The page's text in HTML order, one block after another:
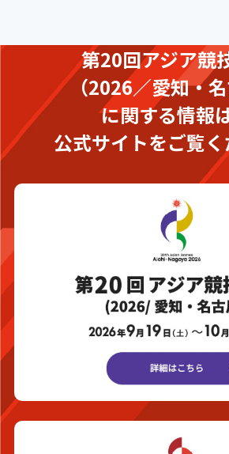
第20回アジア競
（2026／愛知・
に関する情報
公式サイトをご覧